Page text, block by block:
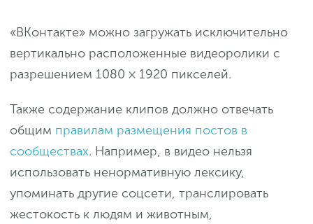
«ВКонтакте» можно загружать исключительно
вертикально расположенные видеоролики с
разрешением 1080 × 1920 пикселей.
Также содержание клипов должно отвечать
общим правилам размещения постов в
сообществах. Например, в видео нельзя
использовать ненормативную лексику,
упоминать другие соцсети, транслировать
жестокость к людям и животным,